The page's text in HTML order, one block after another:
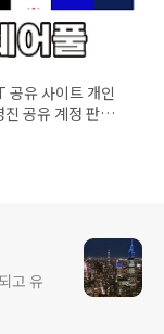
공유 사이트 개인
진 공유 계정 판매
고 유